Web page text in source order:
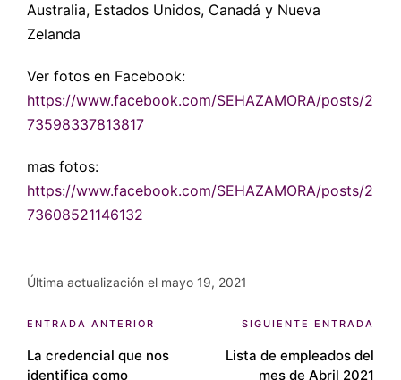
Australia, Estados Unidos, Canadá y Nueva
Zelanda
Ver fotos en Facebook:
https://www.facebook.com/SEHAZAMORA/posts/2
73598337813817
mas fotos:
https://www.facebook.com/SEHAZAMORA/posts/2
73608521146132
Última actualización el mayo 19, 2021
Navegación
de
ENTRADA ANTERIOR
La credencial que nos
identifica como
SIGUIENTE ENTRADA
Lista de empleados del
mes de Abril 2021